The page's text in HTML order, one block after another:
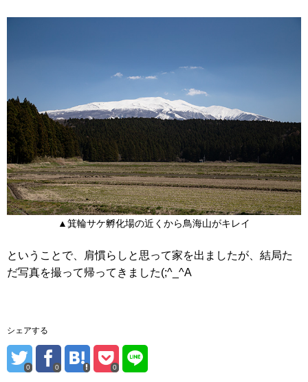
▲箕輪サケ孵化場の近くから鳥海山がキレイ
ということで、肩慣らしと思って家を出ましたが、結局た
だ写真を撮って帰ってきました(;^_^A
シェアする
0 0 0